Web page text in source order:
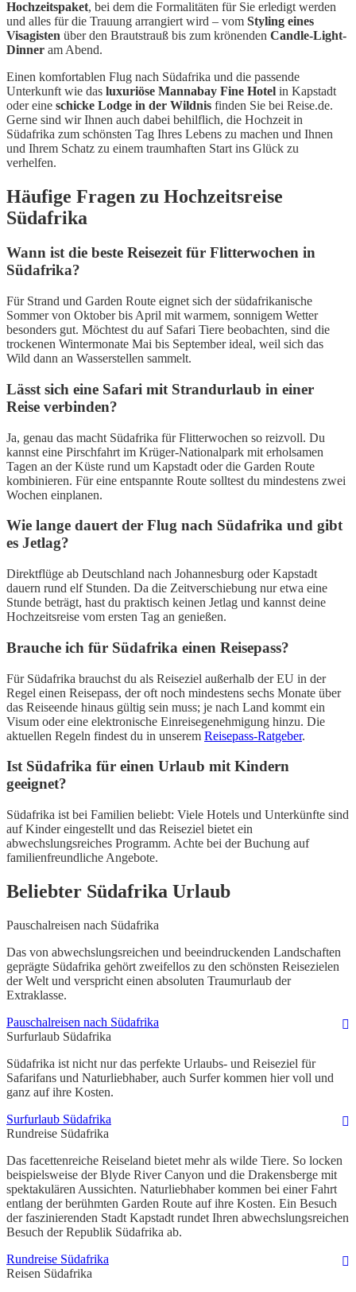
Hochzeitspaket, bei dem die Formalitäten für Sie erledigt werden
und alles für die Trauung arrangiert wird – vom Styling eines
Visagisten über den Brautstrauß bis zum krönenden Candle-Light-
Dinner am Abend.
Einen komfortablen Flug nach Südafrika und die passende
Unterkunft wie das luxuriöse Mannabay Fine Hotel in Kapstadt
oder eine schicke Lodge in der Wildnis finden Sie bei Reise.de.
Gerne sind wir Ihnen auch dabei behilflich, die Hochzeit in
Südafrika zum schönsten Tag Ihres Lebens zu machen und Ihnen
und Ihrem Schatz zu einem traumhaften Start ins Glück zu
verhelfen.
Häufige Fragen zu Hochzeitsreise
Südafrika
Wann ist die beste Reisezeit für Flitterwochen in
Südafrika?
Für Strand und Garden Route eignet sich der südafrikanische
Sommer von Oktober bis April mit warmem, sonnigem Wetter
besonders gut. Möchtest du auf Safari Tiere beobachten, sind die
trockenen Wintermonate Mai bis September ideal, weil sich das
Wild dann an Wasserstellen sammelt.
Lässt sich eine Safari mit Strandurlaub in einer
Reise verbinden?
Ja, genau das macht Südafrika für Flitterwochen so reizvoll. Du
kannst eine Pirschfahrt im Krüger-Nationalpark mit erholsamen
Tagen an der Küste rund um Kapstadt oder die Garden Route
kombinieren. Für eine entspannte Route solltest du mindestens zwei
Wochen einplanen.
Wie lange dauert der Flug nach Südafrika und gibt
es Jetlag?
Direktflüge ab Deutschland nach Johannesburg oder Kapstadt
dauern rund elf Stunden. Da die Zeitverschiebung nur etwa eine
Stunde beträgt, hast du praktisch keinen Jetlag und kannst deine
Hochzeitsreise vom ersten Tag an genießen.
Brauche ich für Südafrika einen Reisepass?
Für Südafrika brauchst du als Reiseziel außerhalb der EU in der
Regel einen Reisepass, der oft noch mindestens sechs Monate über
das Reiseende hinaus gültig sein muss; je nach Land kommt ein
Visum oder eine elektronische Einreisegenehmigung hinzu. Die
aktuellen Regeln findest du in unserem Reisepass-Ratgeber.
Ist Südafrika für einen Urlaub mit Kindern
geeignet?
Südafrika ist bei Familien beliebt: Viele Hotels und Unterkünfte sind
auf Kinder eingestellt und das Reiseziel bietet ein
abwechslungsreiches Programm. Achte bei der Buchung auf
familienfreundliche Angebote.
Beliebter Südafrika Urlaub
Pauschalreisen nach Südafrika
Das von abwechslungsreichen und beeindruckenden Landschaften
geprägte Südafrika gehört zweifellos zu den schönsten Reisezielen
der Welt und verspricht einen absoluten Traumurlaub der
Extraklasse.
Pauschalreisen nach Südafrika
Surfurlaub Südafrika
Südafrika ist nicht nur das perfekte Urlaubs- und Reiseziel für
Safarifans und Naturliebhaber, auch Surfer kommen hier voll und
ganz auf ihre Kosten.
Surfurlaub Südafrika
Rundreise Südafrika
Das facettenreiche Reiseland bietet mehr als wilde Tiere. So locken
beispielsweise der Blyde River Canyon und die Drakensberge mit
spektakulären Aussichten. Naturliebhaber kommen bei einer Fahrt
entlang der berühmten Garden Route auf ihre Kosten. Ein Besuch
der faszinierenden Stadt Kapstadt rundet Ihren abwechslungsreichen
Besuch der Republik Südafrika ab.
Rundreise Südafrika
Reisen Südafrika